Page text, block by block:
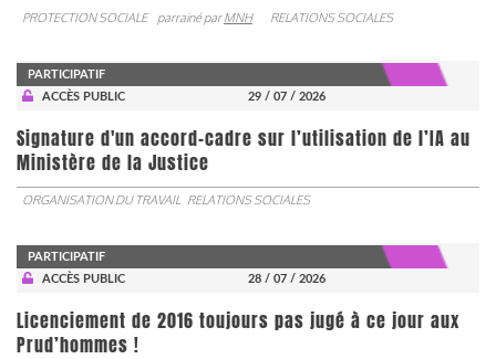
PROTECTION SOCIALE
parrainé parMNH RELATIONS SOCIALES
PARTICIPATIF
ACCÈS PUBLIC
29 / 07 / 2026
Signature d'un accord-cadre sur l’utilisation de l’IA au
Ministère de la Justice
ORGANISATION DU TRAVAIL RELATIONS SOCIALES
PARTICIPATIF
ACCÈS PUBLIC
28 / 07 / 2026
Licenciement de 2016 toujours pas jugé à ce jour aux
Prud’hommes !